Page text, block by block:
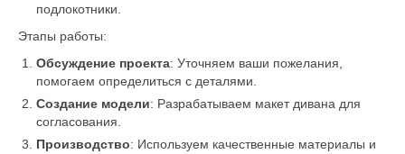
подлокотники.
Этапы работы:
Обсуждение проекта: Уточняем ваши пожелания,
помогаем определиться с деталями.
Создание модели: Разрабатываем макет дивана для
согласования.
Производство: Используем качественные материалы и